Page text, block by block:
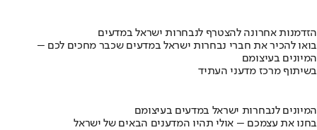
הזדמנות אחרונה להצטרף לנבחרות ישראל במדעים
בואו להכיר את חברי נבחרות ישראל במדעים שכבר מחכים לכם –
המיונים בעיצומם
בשיתוף מרכז מדעני העתיד
המיונים לנבחרות ישראל במדעים בעיצומם
בחנו את עצמכם – אולי תהיו המדענים הבאים של ישראל